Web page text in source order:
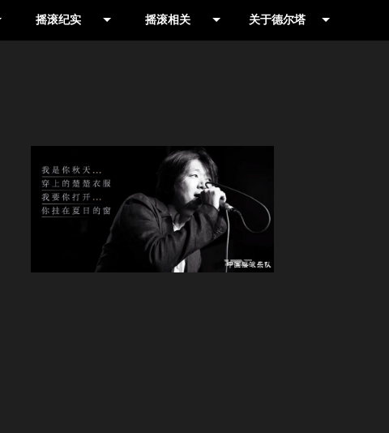
摇滚纪实
信息收集
就爱野音乐专栏
摇滚相关
合辑
LIVE HOUSE
历史记录
关于德尔塔